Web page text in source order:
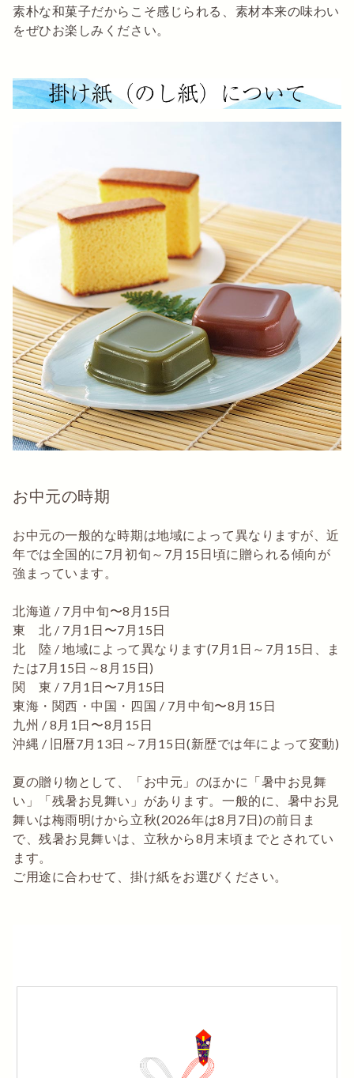
素朴な和菓子だからこそ感じられる、素材本来の味わい
をぜひお楽しみください。
お中元の時期
お中元の一般的な時期は地域によって異なりますが、近
年では全国的に7月初旬～7月15日頃に贈られる傾向が
強まっています。
北海道 / 7月中旬〜8月15日
東 北 / 7月1日〜7月15日
北 陸 / 地域によって異なります(7月1日～7月15日、ま
たは7月15日～8月15日)
関 東 / 7月1日〜7月15日
東海・関西・中国・四国 / 7月中旬〜8月15日
九州 / 8月1日〜8月15日
沖縄 / 旧暦7月13日～7月15日(新歴では年によって変動)
夏の贈り物として、「お中元」のほかに「暑中お見舞
い」「残暑お見舞い」があります。一般的に、暑中お見
舞いは梅雨明けから立秋(2026年は8月7日)の前日ま
で、残暑お見舞いは、立秋から8月末頃までとされてい
ます。
ご用途に合わせて、掛け紙をお選びください。